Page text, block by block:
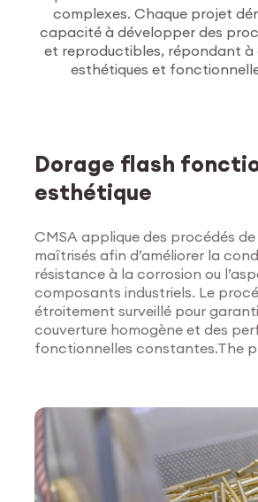
surface
Explorer les
complexes. Chaque projet
capacité à développer des
et reproductibles, répondant à
esthétiques et
Dorage flash
esthétique
CMSA applique des procédés
maîtrisés afin d’améliorer la
résistance à la corrosion ou
composants industriels. Le procédé est
étroitement surveillé pour
couverture homogène et des
fonctionnelles constantes.The